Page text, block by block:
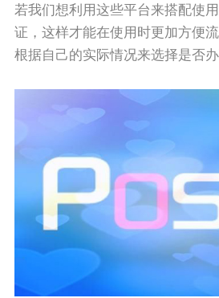
若我们想利用这些平台来搭配使
证，这样才能在使用时更加方便
根据自己的实际情况来选择是否办